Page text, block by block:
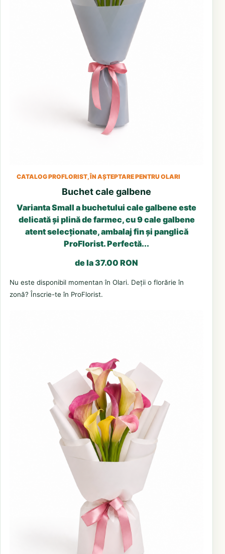
CATALOG PROFLORIST, ÎN AȘTEPTARE PENTRU OLARI
Buchet cale galbene
Varianta Small a buchetului cale galbene este
delicată și plină de farmec, cu 9 cale galbene
atent selecționate, ambalaj fin și panglică
ProFlorist. Perfectă...
de la 37.00 RON
Nu este disponibil momentan în Olari. Deții o florărie în
zonă? Înscrie-te în ProFlorist.